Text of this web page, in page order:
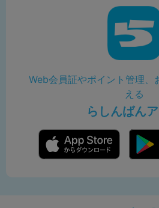
Web会員証やポイント管理、
える
らしんばん